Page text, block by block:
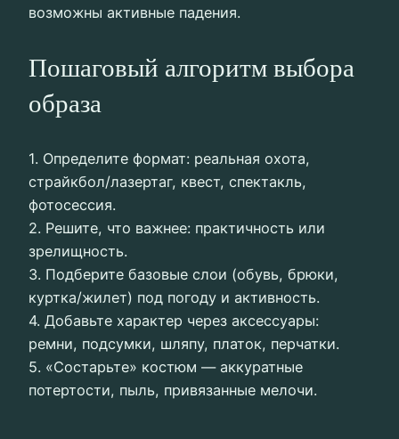
возможны активные падения.
Пошаговый алгоритм выбора
образа
1. Определите формат: реальная охота,
страйкбол/лазертаг, квест, спектакль,
фотосессия.
2. Решите, что важнее: практичность или
зрелищность.
3. Подберите базовые слои (обувь, брюки,
куртка/жилет) под погоду и активность.
4. Добавьте характер через аксессуары:
ремни, подсумки, шляпу, платок, перчатки.
5. «Состарьте» костюм — аккуратные
потертости, пыль, привязанные мелочи.